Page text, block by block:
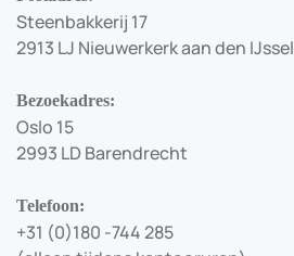
Steenbakkerij 17
2913 LJ Nieuwerkerk aan den IJssel
Bezoekadres:
Oslo 15
2993 LD Barendrecht
Telefoon:
+31 (0)180 -744 285